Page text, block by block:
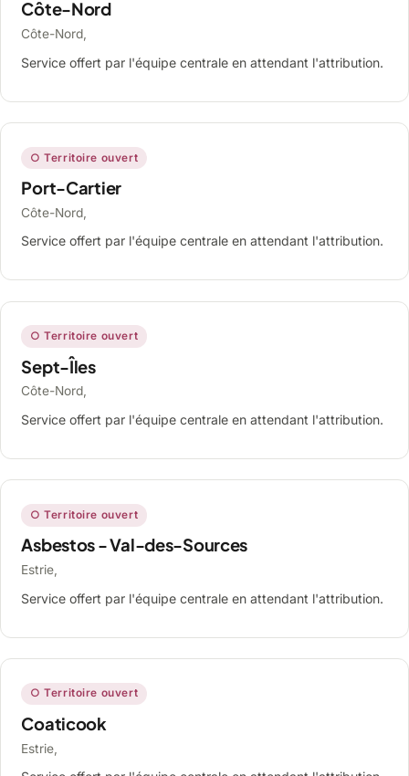
Côte-Nord
Côte-Nord,
Service offert par l'équipe centrale en attendant l'attribution.
○ Territoire ouvert
Port-Cartier
Côte-Nord,
Service offert par l'équipe centrale en attendant l'attribution.
○ Territoire ouvert
Sept-Îles
Côte-Nord,
Service offert par l'équipe centrale en attendant l'attribution.
○ Territoire ouvert
Asbestos - Val-des-Sources
Estrie,
Service offert par l'équipe centrale en attendant l'attribution.
○ Territoire ouvert
Coaticook
Estrie,